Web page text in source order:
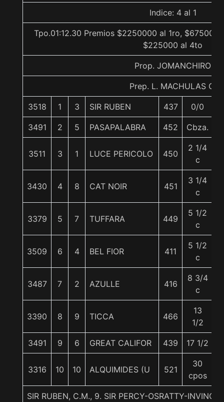
Indice: 4 al 1
Tpo.01:12.30 Premios $2250000 al 1ro,
$225000 al 4to
Prop. JOMANCHIRO
Prep. L. MACHULAS G.
3518 1 3 SIR RUBEN 437 0/0
3491 2 5 PASAPALABRA 452 Cbza.
3511 3 1 LUCE PERICOLO 450
2 1/4
c
3430 4 8 CAT NOIR 451
3 1/4
c
3379 5 7 TUFFARA 449
5 1/2
c
3509 6 4 BEL FIOR 411
5 1/2
c
3487 7 2 AZULLE 416
8 3/4
c
3390 8 9 TICCA 466
13
1/2
3491 9 6 GREAT CALIFOR 439 17 1/2
3316 10 10 ALQUIMIDES (U 521
30
cpos
SIR RUBEN, C.M., 9. SIR PERCY-OSRATTY-